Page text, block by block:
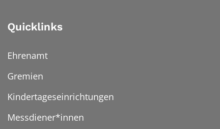
Quicklinks
Ehrenamt
Gremien
Kindertageseinrichtungen
Messdiener*innen